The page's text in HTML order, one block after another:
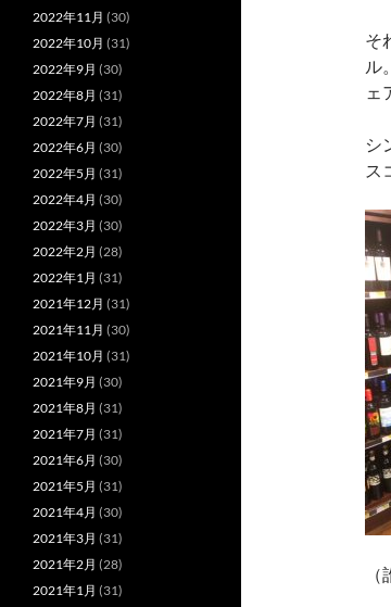
そ
ル
ェ
シ
ス
2022年11月 (30)
2022年10月 (31)
2022年9月 (30)
2022年8月 (31)
2022年7月 (31)
2022年6月 (30)
2022年5月 (31)
2022年4月 (30)
2022年3月 (30)
2022年2月 (28)
2022年1月 (31)
2021年12月 (31)
2021年11月 (30)
2021年10月 (31)
2021年9月 (30)
2021年8月 (31)
2021年7月 (31)
2021年6月 (30)
2021年5月 (31)
2021年4月 (30)
2021年3月 (31)
2021年2月 (28)
2021年1月 (31)